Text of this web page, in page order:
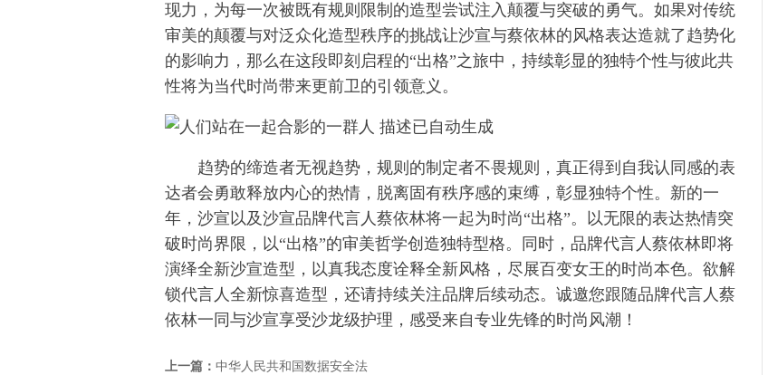
现力，为每一次被既有规则限制的造型尝试注入颠覆与突破的勇气。如果对传统
审美的颠覆与对泛众化造型秩序的挑战让沙宣与蔡依林的风格表达造就了趋势化
的影响力，那么在这段即刻启程的“出格”之旅中，持续彰显的独特个性与彼此共
性将为当代时尚带来更前卫的引领意义。
趋势的缔造者无视趋势，规则的制定者不畏规则，真正得到自我认同感的表
达者会勇敢释放内心的热情，脱离固有秩序感的束缚，彰显独特个性。新的一
年，沙宣以及沙宣品牌代言人蔡依林将一起为时尚“出格”。以无限的表达热情突
破时尚界限，以“出格”的审美哲学创造独特型格。同时，品牌代言人蔡依林即将
演绎全新沙宣造型，以真我态度诠释全新风格，尽展百变女王的时尚本色。欲解
锁代言人全新惊喜造型，还请持续关注品牌后续动态。诚邀您跟随品牌代言人蔡
依林一同与沙宣享受沙龙级护理，感受来自专业先锋的时尚风潮！
上一篇： 中华人民共和国数据安全法